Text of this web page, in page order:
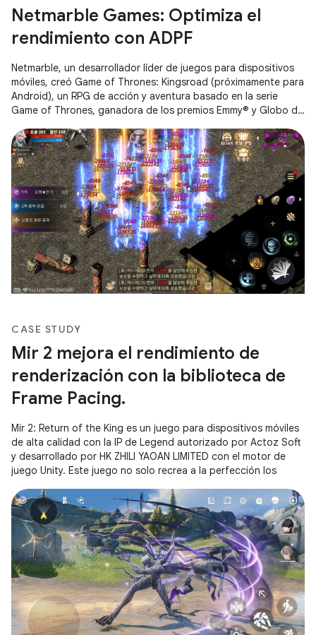
Netmarble Games: Optimiza el
rendimiento con ADPF
Netmarble, un desarrollador líder de juegos para dispositivos
móviles, creó Game of Thrones: Kingsroad (próximamente para
Android), un RPG de acción y aventura basado en la serie
Game of Thrones, ganadora de los premios Emmy® y Globo de
CASE STUDY
Mir 2 mejora el rendimiento de
renderización con la biblioteca de
Frame Pacing.
Mir 2: Return of the King es un juego para dispositivos móviles
de alta calidad con la IP de Legend autorizado por Actoz Soft
y desarrollado por HK ZHILI YAOAN LIMITED con el motor de
juego Unity. Este juego no solo recrea a la perfección los